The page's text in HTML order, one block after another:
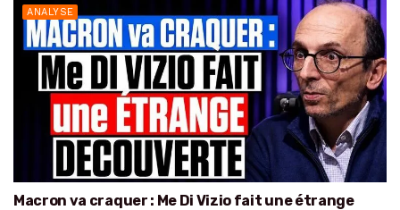
ANALYSE
Macron va craquer : Me Di Vizio fait une étrange